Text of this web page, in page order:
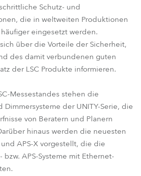
Schutz- und
die in weltweiten Produktionen
eingesetzt werden.
über die Vorteile der Sicherheit,
des damit verbundenen guten
der LSC Produkte informieren.
Messestandes stehen die
Dimmersysteme der UNITY-Serie, die
von Beratern und Planern
hinaus werden die neuesten
APS-X vorgestellt, die die
bzw. APS-Systeme mit Ethernet-